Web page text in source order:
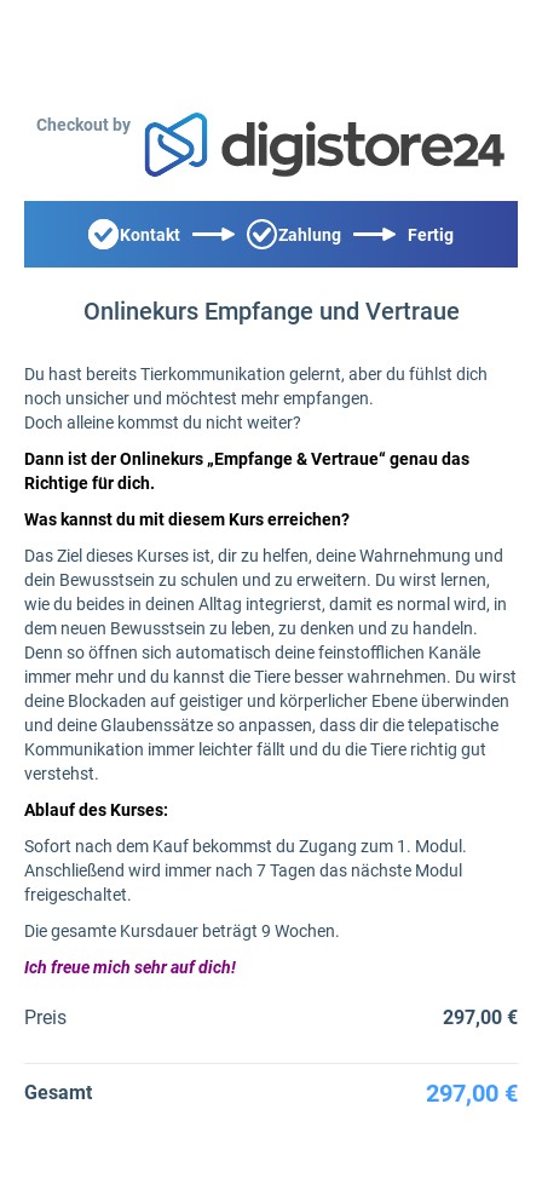
Checkout by
Kontakt Zahlung Fertig
Onlinekurs Empfange und Vertraue
Du hast bereits Tierkommunikation gelernt, aber du fühlst dich
noch unsicher und möchtest mehr empfangen.
Doch alleine kommst du nicht weiter?
Dann ist der Onlinekurs „Empfange & Vertraue“ genau das
Richtige für dich.
Was kannst du mit diesem Kurs erreichen?
Das Ziel dieses Kurses ist, dir zu helfen, deine Wahrnehmung und
dein Bewusstsein zu schulen und zu erweitern. Du wirst lernen,
wie du beides in deinen Alltag integrierst, damit es normal wird, in
dem neuen Bewusstsein zu leben, zu denken und zu handeln.
Denn so öffnen sich automatisch deine feinstofflichen Kanäle
immer mehr und du kannst die Tiere besser wahrnehmen. Du wirst
deine Blockaden auf geistiger und körperlicher Ebene überwinden
und deine Glaubenssätze so anpassen, dass dir die telepatische
Kommunikation immer leichter fällt und du die Tiere richtig gut
verstehst.
Ablauf des Kurses:
Sofort nach dem Kauf bekommst du Zugang zum 1. Modul.
Anschließend wird immer nach 7 Tagen das nächste Modul
freigeschaltet.
Die gesamte Kursdauer beträgt 9 Wochen.
Ich freue mich sehr auf dich!
Preis 297,00 €
Gesamt 297,00 €